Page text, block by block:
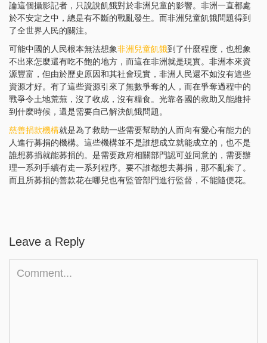
論這個攝影記者，只說說飢餓對於非洲兒童的影響。非洲一直都處
於不安定之中，總是有不斷的戰亂發生。而非洲兒童飢餓問題得到
了全世界人民的關注。
可能中國的人民根本無法想象非洲兒童飢餓到了什麼程度，也想象
不出來怎麼還有吃不飽的地方，而這在非洲就是現實。非洲本來資
源豐富，但由於歷史原因和其社會現實，非洲人民還不如沒有這些
資源才好。有了這些資源引來了無數爭奪的人，而在爭奪過程中的
戰爭令土地荒蕪，沒了收成，沒有糧食。光靠各國的救助又能維持
到什麼時候，還是需要自己解決飢餓問題。
慈善捐款機構就是為了救助一些需要幫助的人而向有愛心有能力的
人進行募捐的機構。這些機構並不是誰想成立就能成立的，也不是
誰想募捐就能募捐的。是需要政府相關部門認可並同意的，需要辦
理一系列手續有走一系列程序。要不誰都想去募捐，那不亂套了。
而且所募捐的善款花在哪兒也有監管部門進行監督，不能隨便花。
Leave a Reply